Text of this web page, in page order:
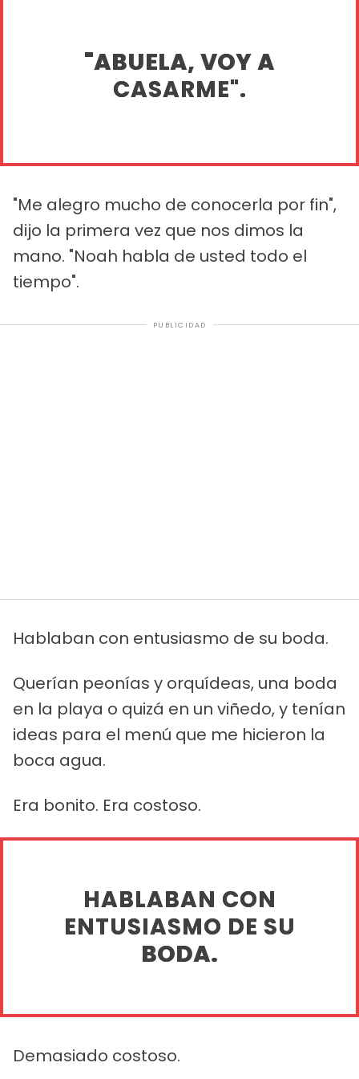
"ABUELA, VOY A
CASARME".
"Me alegro mucho de conocerla por fin",
dijo la primera vez que nos dimos la
mano. "Noah habla de usted todo el
tiempo".
PUBLICIDAD
Hablaban con entusiasmo de su boda.
Querían peonías y orquídeas, una boda
en la playa o quizá en un viñedo, y tenían
ideas para el menú que me hicieron la
boca agua.
Era bonito. Era costoso.
HABLABAN CON
ENTUSIASMO DE SU
BODA.
Demasiado costoso.